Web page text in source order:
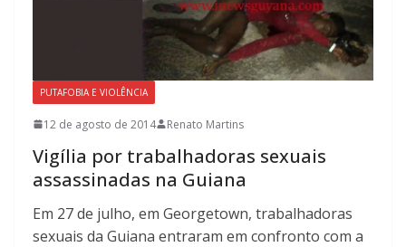
PUTAFOBIA E VIOLÊNCIA
12 de agosto de 2014 Renato Martins
Vigília por trabalhadoras sexuais
assassinadas na Guiana
Em 27 de julho, em Georgetown, trabalhadoras
sexuais da Guiana entraram em confronto com a